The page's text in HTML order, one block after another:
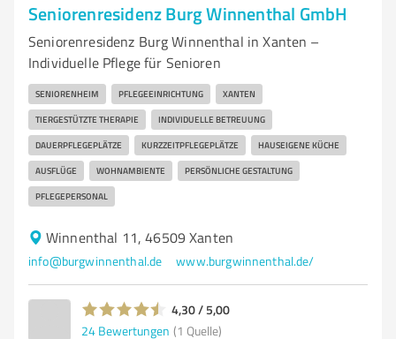
Seniorenresidenz Burg Winnenthal GmbH
Seniorenresidenz Burg Winnenthal in Xanten –
Individuelle Pflege für Senioren
SENIORENHEIM PFLEGEEINRICHTUNG XANTEN
TIERGESTÜTZTE THERAPIE INDIVIDUELLE BETREUUNG
DAUERPFLEGEPLÄTZE KURZZEITPFLEGEPLÄTZE HAUSEIGENE KÜCHE
AUSFLÜGE WOHNAMBIENTE PERSÖNLICHE GESTALTUNG
PFLEGEPERSONAL
Winnenthal 11, 46509 Xanten
info@burgwinnenthal.de www.burgwinnenthal.de/
4,30 / 5,00
24 Bewertungen (1 Quelle)